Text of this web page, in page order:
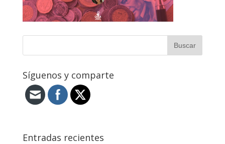
Síguenos y comparte
Entradas recientes